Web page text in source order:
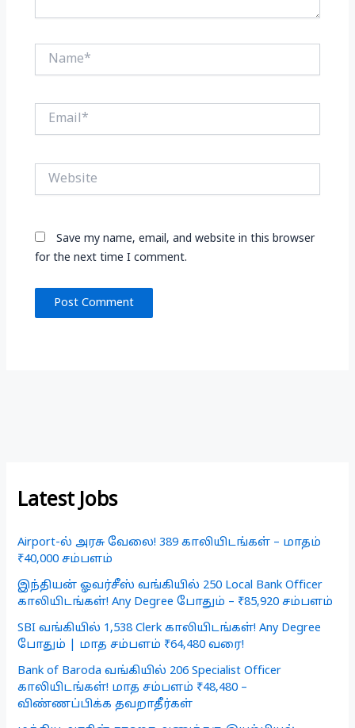
Name*
Email*
Website
Save my name, email, and website in this browser
for the next time I comment.
Latest Jobs
Airport-ல் அரசு வேலை! 389 காலியிடங்கள் – மாதம்
₹40,000 சம்பளம்
இந்தியன் ஓவர்சீஸ் வங்கியில் 250 Local Bank Officer
காலியிடங்கள்! Any Degree போதும் – ₹85,920 சம்பளம்
SBI வங்கியில் 1,538 Clerk காலியிடங்கள்! Any Degree
போதும் | மாத சம்பளம் ₹64,480 வரை!
Bank of Baroda வங்கியில் 206 Specialist Officer
காலியிடங்கள்! மாத சம்பளம் ₹48,480 –
விண்ணப்பிக்க தவறாதீர்கள்